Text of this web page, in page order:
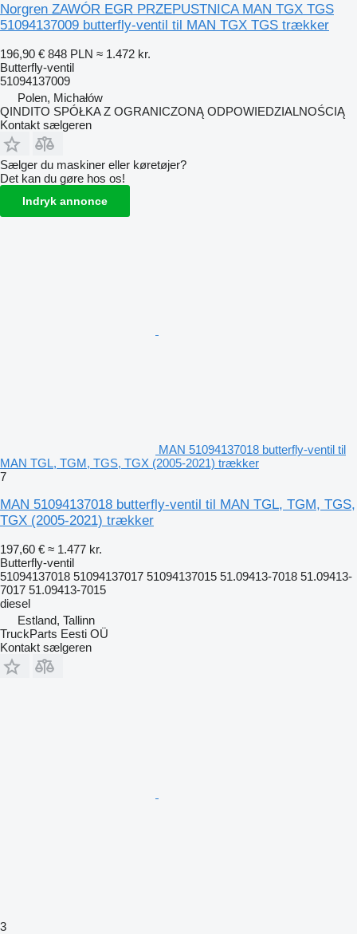
Norgren ZAWÓR EGR PRZEPUSTNICA MAN TGX TGS
51094137009 butterfly-ventil til MAN TGX TGS trækker
196,90 € 848 PLN ≈ 1.472 kr.
Butterfly-ventil
51094137009
Polen, Michałów
QINDITO SPÓŁKA Z OGRANICZONĄ ODPOWIEDZIALNOŚCIĄ
Kontakt sælgeren
Sælger du maskiner eller køretøjer?
Det kan du gøre hos os!
Indryk annonce
MAN 51094137018 butterfly-ventil til
MAN TGL, TGM, TGS, TGX (2005-2021) trækker
7
MAN 51094137018 butterfly-ventil til MAN TGL, TGM, TGS,
TGX (2005-2021) trækker
197,60 € ≈ 1.477 kr.
Butterfly-ventil
51094137018 51094137017 51094137015 51.09413-7018 51.09413-
7017 51.09413-7015
diesel
Estland, Tallinn
TruckParts Eesti OÜ
Kontakt sælgeren
3